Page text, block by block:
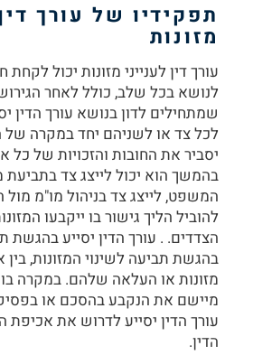
תפקידיו של עורך
מזונות
עורך דין לענייני מזונות יכול לקחת
לנושא בכל שלב, כולל לאחר
שמתחילים לדון בנושא עורך הדין
לכל צד או לשניהם יחד במקרה של
יסביר את החובות והזכויות של כל
בהמשך הוא יכול לייצג צד בתביעת
המשפט, לייצג צד בניהול מו"מ
להוביל הליך גישור בו ייקבעו
הצדדים. . עורך הדין יסייע בהגשת
בהגשת תביעה לשינוי המזונות,
מזונות או העלאה שלהם. במקרה
מיישם את הנקבע בהסכם או
עורך הדין יסייע לדרוש את
הדין.